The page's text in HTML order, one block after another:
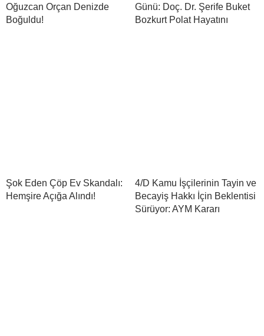
Oğuzcan Orçan Denizde
Boğuldu!
Günü: Doç. Dr. Şerife Buket
Bozkurt Polat Hayatını
Şok Eden Çöp Ev Skandalı:
Hemşire Açığa Alındı!
4/D Kamu İşçilerinin Tayin ve
Becayiş Hakkı İçin Beklentisi
Sürüyor: AYM Kararı